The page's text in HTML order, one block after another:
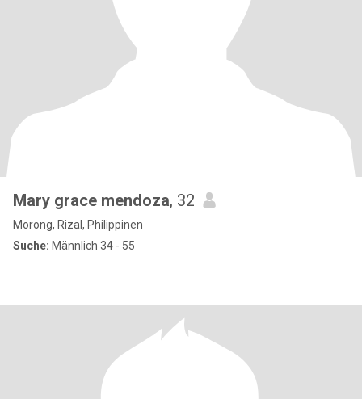
Mary grace mendoza, 32
Morong, Rizal, Philippinen
Suche: Männlich 34 - 55